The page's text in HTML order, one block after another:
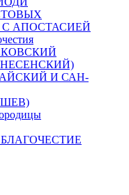
АПОСТАСИЕЙ
И САН-